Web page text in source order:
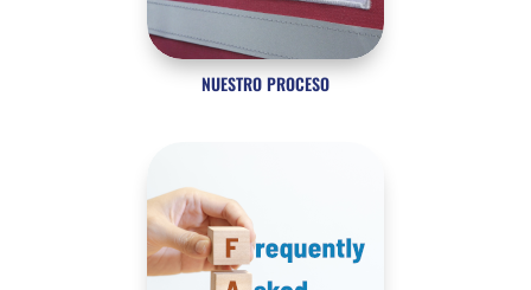
NUESTRO PROCESO